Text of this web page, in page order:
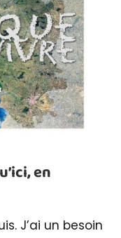
en
J’ai un besoin